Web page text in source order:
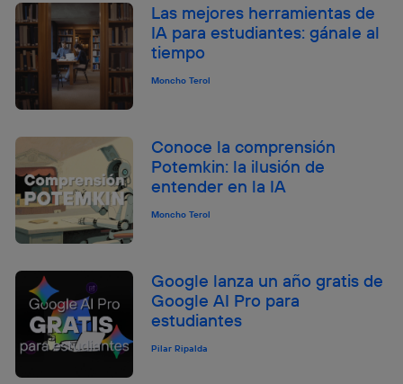
Las mejores herramientas de
IA para estudiantes: gánale al
tiempo
Moncho Terol
Conoce la comprensión
Potemkin: la ilusión de
entender en la IA
Moncho Terol
Google lanza un año gratis de
Google AI Pro para
estudiantes
Pilar Ripalda